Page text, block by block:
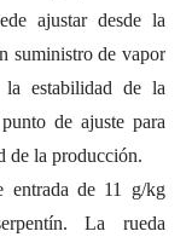
ajustar desde la
suministro de vapor
la estabilidad de la
de ajuste para
de la producción.
entrada de 11 g/kg
La rueda